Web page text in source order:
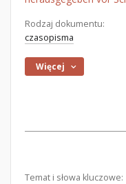
Rodzaj dokumentu:
czasopisma
Więcej
Temat i słowa kluczowe: